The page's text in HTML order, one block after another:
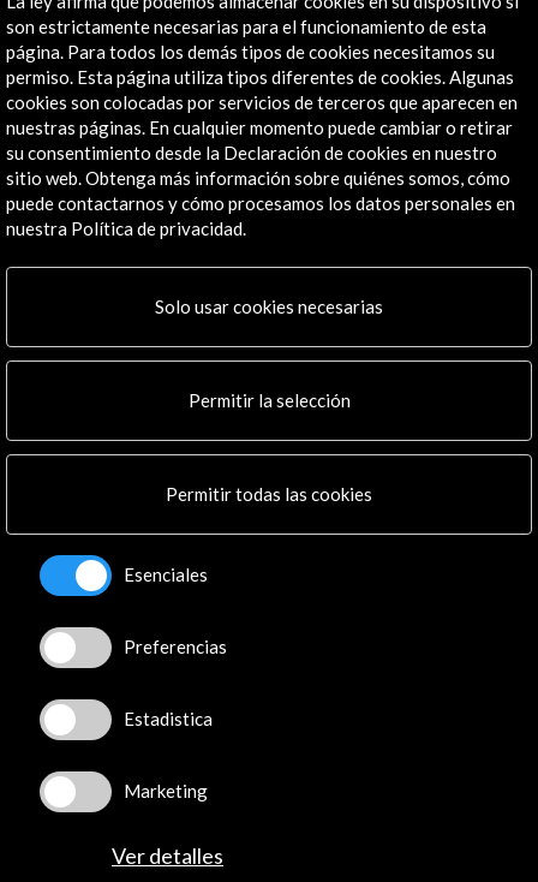
José Abascal, 4 - 4º
28003 Madrid, España
Canales de contacto
Explora
Institucional
Programa PICE
Residencias
Multimedia
Boletín digital
Logo y crédito a AC/E
Conecta
X (Twitter)
Instagram
LinkedIn
Youtube
Spotify
Flickr
TikTok
son estrictamente necesarias para el funcionamiento de esta
página. Para todos los demás tipos de cookies necesitamos su
permiso. Esta página utiliza tipos diferentes de cookies. Algunas
cookies son colocadas por servicios de terceros que aparecen en
nuestras páginas. En cualquier momento puede cambiar o retirar
su consentimiento desde la Declaración de cookies en nuestro
sitio web. Obtenga más información sobre quiénes somos, cómo
puede contactarnos y cómo procesamos los datos personales en
nuestra Política de privacidad.
Solo usar cookies necesarias
Permitir la selección
Permitir todas las cookies
Esenciales
Preferencias
Estadistica
Marketing
Ver detalles